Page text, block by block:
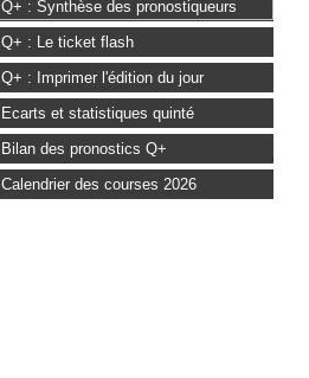
Q+ : Synthèse des pronostiqueurs
Q+ : Le ticket flash
Q+ : Imprimer l'édition du jour
Ecarts et statistiques quinté
Bilan des pronostics Q+
Calendrier des courses 2026